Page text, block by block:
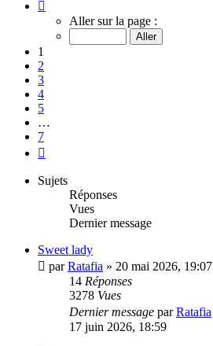
sur
Aller sur la page :
1
2
3
4
5
…
7
Sujets
Réponses
Vues
Dernier message
Sweet lady
parRatafia » 20 mai 2026, 19:07
14 Réponses
3278 Vues
Dernier message parRatafia
17 juin 2026, 18:59